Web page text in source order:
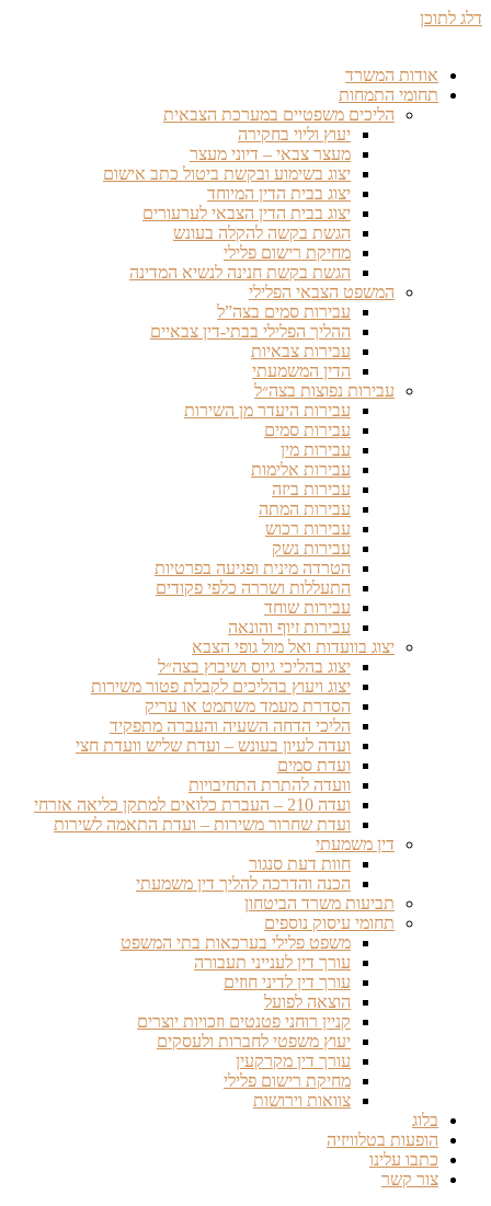
דלג לתוכן
אודות המשרד
תחומי התמחות
הליכים משפטיים במערכת הצבאית
יעוץ וליוי בחקירה
מעצר צבאי – דיוני מעצר
יצוג בשימוע ובקשת ביטול כתב אישום
יצוג בבית הדין המיוחד
יצוג בבית הדין הצבאי לערעורים
הגשת בקשה להקלה בעונש
מחיקת רישום פלילי
הגשת בקשת חנינה לנשיא המדינה
המשפט הצבאי הפלילי
עבירות סמים בצה”ל
ההליך הפלילי בבתי-דין צבאיים
עבירות צבאיות
הדין המשמעתי
עבירות נפוצות בצה״ל
עבירות היעדר מן השירות
עבירות סמים
עבירות מין
עבירות אלימות
עבירות ביזה
עבירות המתה
עבירות רכוש
עבירות נשק
הטרדה מינית ופגיעה בפרטיות
התעללות ושררה כלפי פקודים
עבירות שוחד
עבירות זיוף והונאה
יצוג בוועדות ואל מול גופי הצבא
יצוג בהליכי גיוס ושיבוץ בצה״ל
יצוג ויעוץ בהליכים לקבלת פטור משירות
הסדרת מעמד משתמט או עריק
הליכי הדחה השעיה והעברה מתפקיד
ועדה לעיון בעונש – ועדת שליש וועדת חצי
ועדת סמים
וועדה להתרת התחיבויות
ועדה 210 – העברת כלואים למתקן כליאה אזרחי
ועדת שחרור משירות – ועדת התאמה לשירות
דין משמעתי
חוות דעת סנגור
הכנה והדרכה להליך דין משמעתי
תביעות משרד הביטחון
תחומי עיסוק נוספים
משפט פלילי בערכאות בתי המשפט
עורך דין לענייני תעבורה
עורך דין לדיני חוזים
הוצאה לפועל
קניין רוחני פטנטים וזכויות יוצרים
יעוץ משפטי לחברות ולעסקים
עורך דין מקרקעין
מחיקת רישום פלילי
צוואות וירושות
בלוג
הופעות בטלוויזיה
כתבו עלינו
צור קשר